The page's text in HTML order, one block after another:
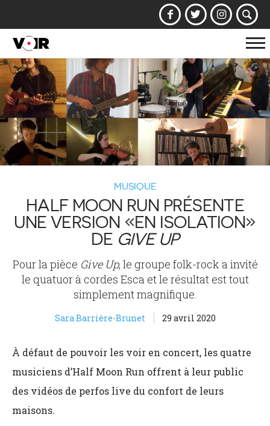
la
MUSIQUE
HALF MOON RUN PRÉSENTE
UNE VERSION «EN ISOLATION»
DE GIVE UP
Pour la pièce Give Up, le groupe folk-rock a invité
le quatuor à cordes Esca et le résultat est tout
simplement magnifique.
Sara Barrière-Brunet 29 avril 2020
À défaut de pouvoir les voir en concert, les quatre
musiciens d’Half Moon Run offrent à leur public
des vidéos de perfos live du confort de leurs
maisons.